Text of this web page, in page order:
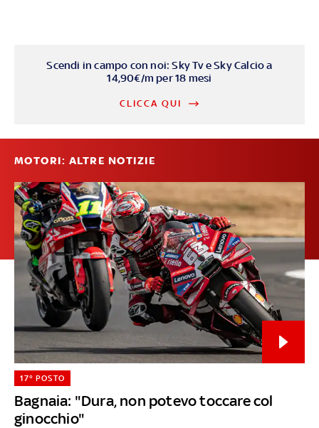
Scendi in campo con noi: Sky Tv e Sky Calcio a
14,90€/m per 18 mesi
CLICCA QUI
MOTORI: ALTRE NOTIZIE
Bagnaia: "Dura, non potevo toccare col
ginocchio"
17° POSTO